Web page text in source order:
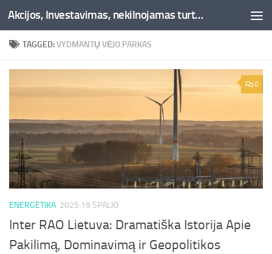
Skip to content Akcijos, Investavimas, nekilnojamas turtas, kriptovaliutos - Besociai.lt
TAGGED:VYDMANTŲ VĖJO PARKAS
0
ENERGETIKA 2025 19 SPALIO
Inter RAO Lietuva: Dramatiška Istorija Apie
Pakilimą, Dominavimą ir Geopolitikos